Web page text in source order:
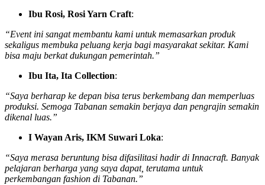
Ibu Rosi, Rosi Yarn Craft:
“Event ini sangat membantu kami untuk memasarkan produk
sekaligus membuka peluang kerja bagi masyarakat sekitar. Kami
bisa maju berkat dukungan pemerintah.”
Ibu Ita, Ita Collection:
“Saya berharap ke depan bisa terus berkembang dan memperluas
produksi. Semoga Tabanan semakin berjaya dan pengrajin semakin
dikenal luas.”
I Wayan Aris, IKM Suwari Loka:
“Saya merasa beruntung bisa difasilitasi hadir di Innacraft. Banyak
pelajaran berharga yang saya dapat, terutama untuk
perkembangan fashion di Tabanan.”